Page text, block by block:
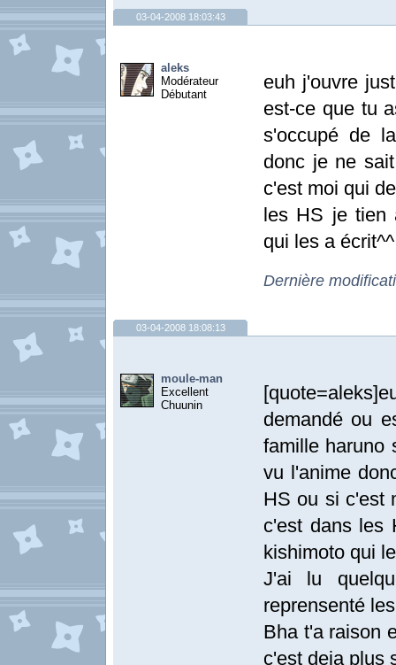
03-04-2008 18:03:43
aleks
Modérateur
Débutant
euh j'ouvre
est-ce que tu
s'occupé de
donc je ne
c'est moi qui
les HS je tien
qui les a écrit^^
Dernière
03-04-2008 18:08:13
moule-man
Excellent
Chuunin
demandé ou
famille haruno
vu l'anime
HS ou si c'est
c'est dans les
kishimoto qui
J'ai lu
reprensenté
Bha t'a raison
c'est deja plus